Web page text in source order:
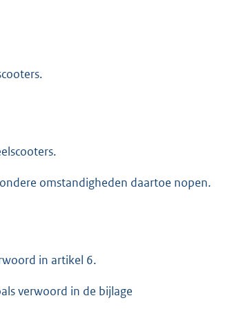
omstandigheden daartoe nopen.
in artikel 6.
verwoord in de bijlage